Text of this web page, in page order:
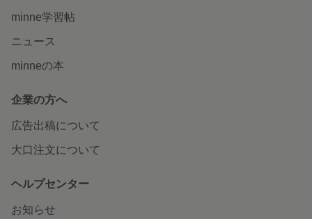
minne学習帖
ニュース
minneの本
企業の方へ
広告出稿について
大口注文について
ヘルプセンター
お知らせ